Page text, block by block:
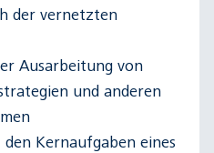
der vernetzten
Ausarbeitung von
und anderen
Kernaufgaben eines